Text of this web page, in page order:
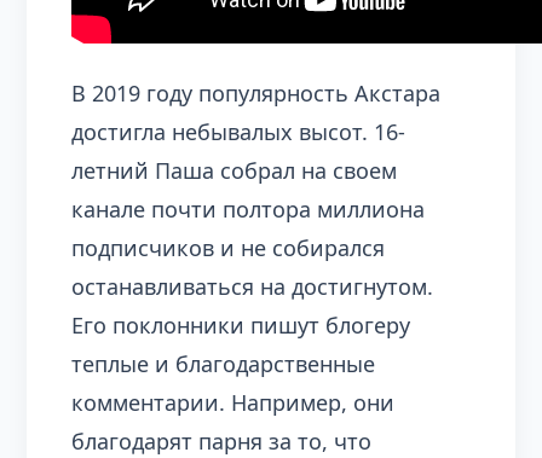
В 2019 году популярность Акстара
достигла небывалых высот. 16-
летний Паша собрал на своем
канале почти полтора миллиона
подписчиков и не собирался
останавливаться на достигнутом.
Его поклонники пишут блогеру
теплые и благодарственные
комментарии. Например, они
благодарят парня за то, что